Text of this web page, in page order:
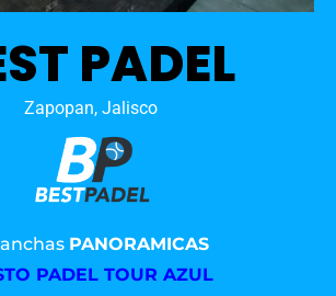
PADEL
Zapopan, Jalisco
PANORAMICAS
PADEL TOUR AZUL